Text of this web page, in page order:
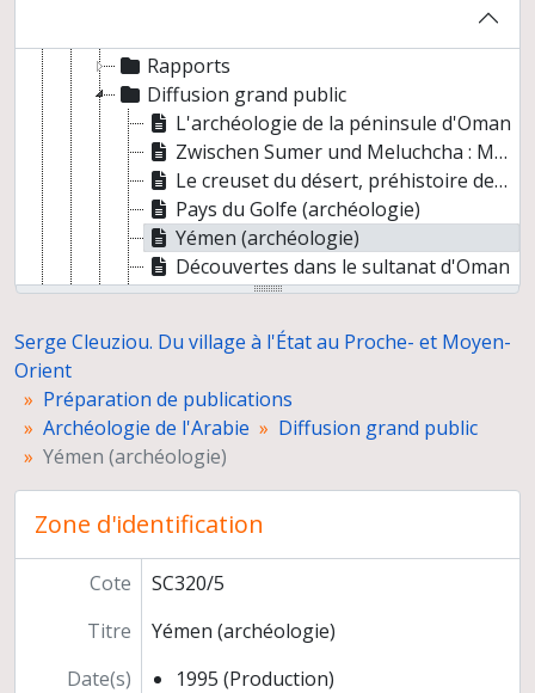
Rapports
Diffusion grand public
L'archéologie de la péninsule d'Oman
Zwischen Sumer und Meluchcha : Magan
Le creuset du désert, préhistoire des oasis
Pays du Golfe (archéologie)
Yémen (archéologie)
Découvertes dans le sultanat d'Oman
Oman, le plus ancien brûle-parfum connu
Aux origines de la navigation arabe
Dilmoun, origines et premiers développements
Jiroft et Tarut. Plateau iranien et péninsule arabique
Notes et comptes rendus
Autres thèmes
Documents liés à des publications non identifiées
Congrès, séminaires, conférences
Participation à l'exposition "Ancient Rome and India" (Inde)
Relations scientifiques
Participation à des instances décisionnelles ou consultatives
Activités d'expertise
Serge Cleuziou. Du village à l'État au Proche- et Moyen-
Orient
Préparation de publications
Archéologie de l'Arabie
Diffusion grand public
Yémen (archéologie)
Zone d'identification
Cote
SC320/5
Titre
Yémen (archéologie)
Date(s)
1995 (Production)